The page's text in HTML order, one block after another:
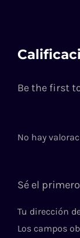
Be the first
No hay
Sé el
Tu dirección
Los campos